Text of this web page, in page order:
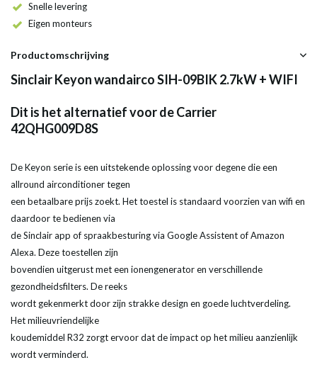
Snelle levering
Eigen monteurs
Productomschrijving
Sinclair Keyon wandairco SIH-09BIK 2.7kW + WIFI
Dit is het alternatief voor de Carrier
42QHG009D8S
De Keyon serie is een uitstekende oplossing voor degene die een
allround airconditioner tegen
een betaalbare prijs zoekt. Het toestel is standaard voorzien van wifi en
daardoor te bedienen via
de Sinclair app of spraakbesturing via Google Assistent of Amazon
Alexa. Deze toestellen zijn
bovendien uitgerust met een ionengenerator en verschillende
gezondheidsfilters. De reeks
wordt gekenmerkt door zijn strakke design en goede luchtverdeling.
Het milieuvriendelijke
koudemiddel R32 zorgt ervoor dat de impact op het milieu aanzienlijk
wordt verminderd.